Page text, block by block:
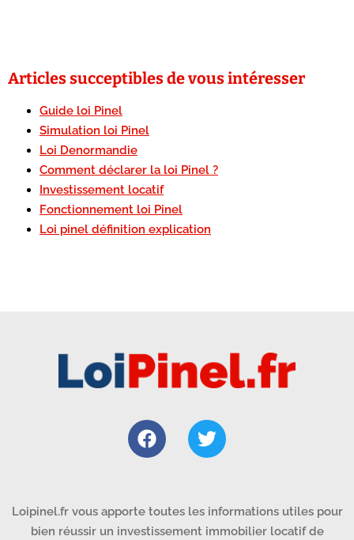
Articles succeptibles de vous intéresser
Guide loi Pinel
Simulation loi Pinel
Loi Denormandie
Comment déclarer la loi Pinel ?
Investissement locatif
Fonctionnement loi Pinel
Loi pinel définition explication
Loipinel.fr vous apporte toutes les informations utiles pour
bien réussir un investissement immobilier locatif de